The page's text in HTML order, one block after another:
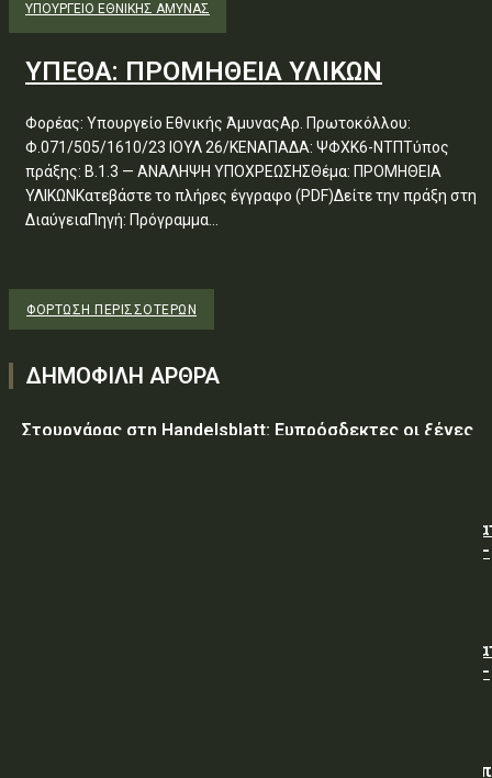
ΥΠΟΥΡΓΕΊΟ ΕΘΝΙΚΉΣ ΆΜΥΝΑΣ
ΥΠΕΘΑ: ΠΡΟΜΗΘΕΙΑ ΥΛΙΚΩΝ
Φορέας: Υπουργείο Εθνικής ΆμυναςΑρ. Πρωτοκόλλου:
Φ.071/505/1610/23 ΙΟΥΛ 26/ΚΕΝΑΠΑΔΑ: ΨΦΧΚ6-ΝΤΠΤύπος
πράξης: Β.1.3 — ΑΝΑΛΗΨΗ ΥΠΟΧΡΕΩΣΗΣΘέμα: ΠΡΟΜΗΘΕΙΑ
ΥΛΙΚΩΝΚατεβάστε το πλήρες έγγραφο (PDF)Δείτε την πράξη στη
ΔιαύγειαΠηγή: Πρόγραμμα...
ΦΌΡΤΩΣΗ ΠΕΡΙΣΣΟΤΈΡΩΝ
ΔΗΜΟΦΙΛΗ ΑΡΘΡΑ
Στουρνάρας στη Handelsblatt: Ευπρόσδεκτες οι ξένες
ΥΠ.ΠΡΟ.ΠΟ.: « Προσωρινές κυκλοφοριακές ρυθμίσεις
τον 7ο Λαϊκό Αγώνα Δρόμου φράγμα Λίμνης Πλαστήρα –
ΥΠ.ΠΡΟ.ΠΟ.: « Προσωρινές κυκλοφοριακές ρυθμίσεις
τον 7ο Λαϊκό Αγώνα Δρόμου φράγμα Λίμνης Πλαστήρα –
ΥΠΕΘΑ: Διενέργεια Διαγωνισμού για την Προμήθεια